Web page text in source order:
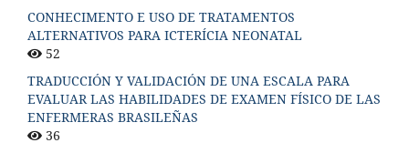
CONHECIMENTO E USO DE TRATAMENTOS
ALTERNATIVOS PARA ICTERÍCIA NEONATAL
52
TRADUCCIÓN Y VALIDACIÓN DE UNA ESCALA PARA
EVALUAR LAS HABILIDADES DE EXAMEN FÍSICO DE LAS
ENFERMERAS BRASILEÑAS
36